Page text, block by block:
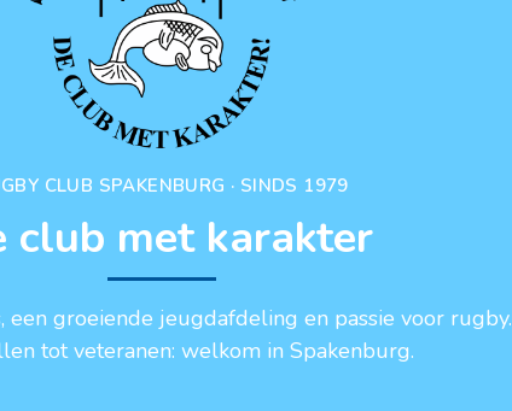
CLUB SPAKENBURG · SINDS 1979
club met karakter
een groeiende jeugdafdeling en passie voor rugby.
tot veteranen: welkom in Spakenburg.